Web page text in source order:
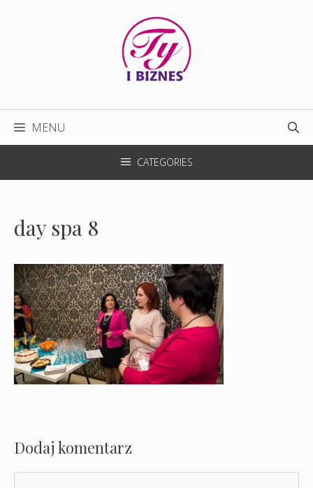
MENU
CATEGORIES
day spa 8
Dodaj komentarz